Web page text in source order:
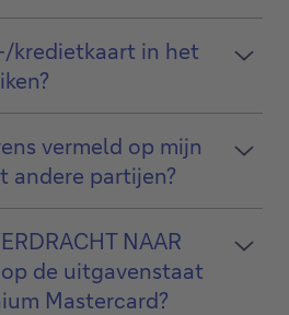
kredietkaart in het
vermeld op mijn
andere partijen?
NAAR
op de uitgavenstaat
Mastercard?